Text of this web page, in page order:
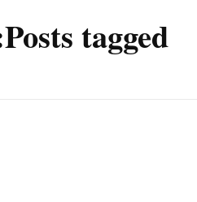
Posts tagged: یوآست